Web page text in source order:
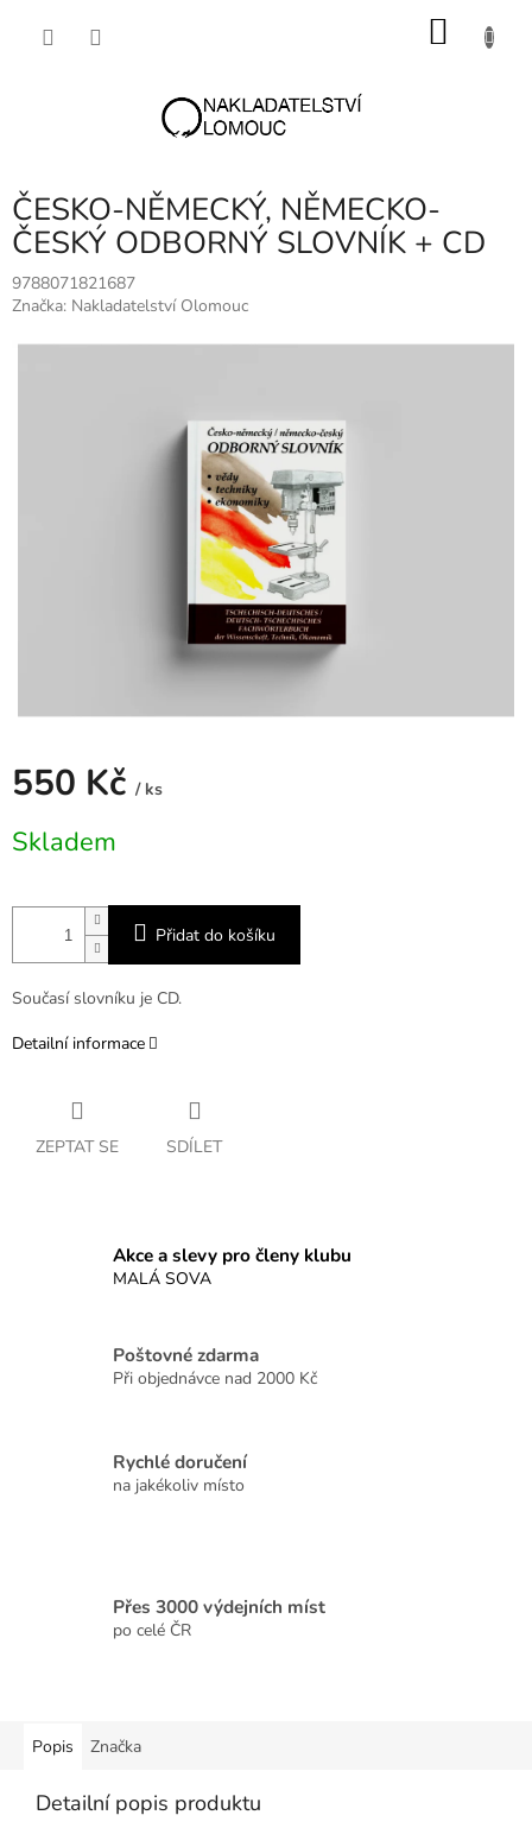
ČESKO-NĚMECKÝ, NĚMECKO-
ČESKÝ ODBORNÝ SLOVNÍK + CD
9788071821687
Značka: Nakladatelství Olomouc
550 Kč / ks
cena:
Skladem
Přidat do košíku
Současí slovníku je CD.
Detailní informace
ZEPTAT SE SDÍLET
Akce a slevy pro členy klubu
MALÁ SOVA
Poštovné zdarma
Při objednávce nad 2000 Kč
Rychlé doručení
na jakékoliv místo
Přes 3000 výdejních míst
po celé ČR
Popis Značka
Detailní popis produktu